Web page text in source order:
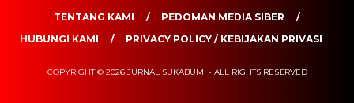
TENTANG KAMI
PEDOMAN MEDIA SIBER
HUBUNGI KAMI
PRIVACY POLICY / KEBIJAKAN PRIVASI
COPYRIGHT © 2026 JURNAL SUKABUMI - ALL RIGHTS RESERVED